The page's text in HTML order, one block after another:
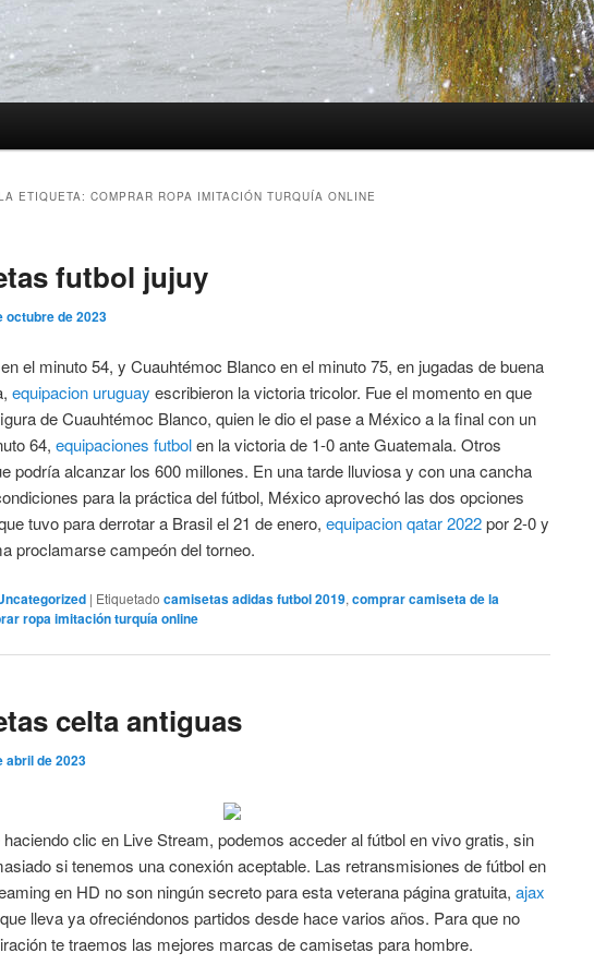
ETIQUETA: COMPRAR ROPA IMITACIÓN TURQUÍA ONLINE
futbol jujuy
octubre de 2023
el minuto 54, y Cuauhtémoc Blanco en el minuto 75, en jugadas de buena
equipacion uruguay escribieron la victoria tricolor. Fue el momento en que
de Cuauhtémoc Blanco, quien le dio el pase a México a la final con un
64, equipaciones futbolen la victoria de 1-0 ante Guatemala. Otros
podría alcanzar los 600 millones. En una tarde lluviosa y con una cancha
para la práctica del fútbol, México aprovechó las dos opciones
tuvo para derrotar a Brasil el 21 de enero, equipacion qatar 2022por 2-0 y
proclamarse campeón del torneo.
| Etiquetado camisetas adidas futbol 2019, comprar camiseta de la
ropa imitación turquía online
celta antiguas
abril de 2023
clic en Live Stream, podemos acceder al fútbol en vivo gratis, sin
si tenemos una conexión aceptable. Las retransmisiones de fútbol en
en HD no son ningún secreto para esta veterana página gratuita, ajax
que lleva ya ofreciéndonos partidos desde hace varios años. Para que no
te traemos las mejores marcas de camisetas para hombre.